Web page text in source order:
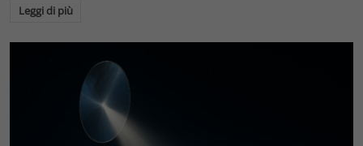
Leggi di più